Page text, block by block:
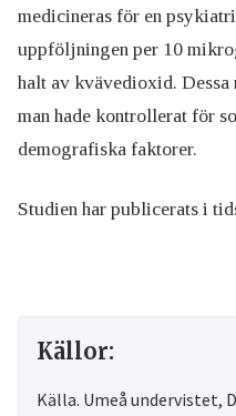
medicineras för en
uppföljningen per 10
halt av kvävedioxid.
man hade kontrollerat för
demografiska faktorer.
Studien har publicerats i
Källor:
Källa. Umeå undervistet,